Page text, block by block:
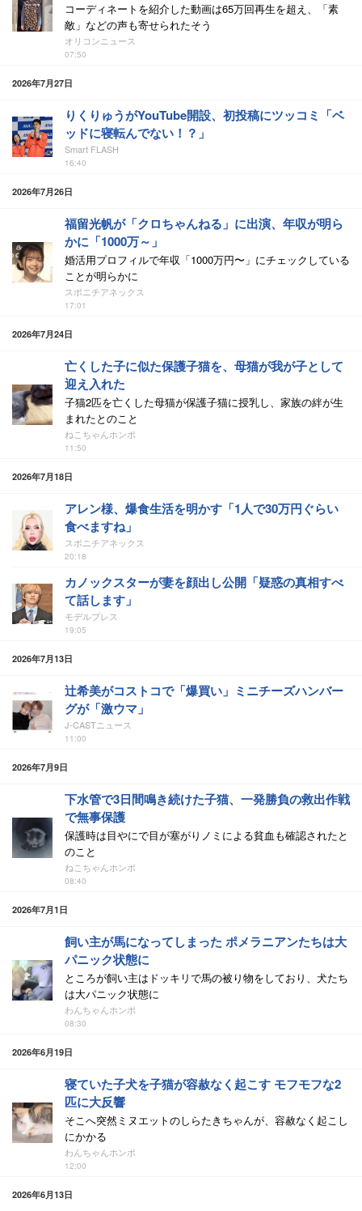
コーディネートを紹介した動画は65万回再生を超え、「素
敵」などの声も寄せられたそう
オリコンニュース
07:50
2026年7月27日
りくりゅうがYouTube開設、初投稿にツッコミ「ベ
ッドに寝転んでない！？」
Smart FLASH
16:40
2026年7月26日
福留光帆が「クロちゃんねる」に出演、年収が明ら
かに「1000万～」
婚活用プロフィルで年収「1000万円〜」にチェックしている
ことが明らかに
スポニチアネックス
17:01
2026年7月24日
亡くした子に似た保護子猫を、母猫が我が子として
迎え入れた
子猫2匹を亡くした母猫が保護子猫に授乳し、家族の絆が生
まれたとのこと
ねこちゃんホンポ
11:50
2026年7月18日
アレン様、爆食生活を明かす「1人で30万円ぐらい
食べますね」
スポニチアネックス
20:18
カノックスターが妻を顔出し公開「疑惑の真相すべ
て話します」
モデルプレス
19:05
2026年7月13日
辻希美がコストコで「爆買い」ミニチーズハンバー
グが「激ウマ」
J-CASTニュース
11:00
2026年7月9日
下水管で3日間鳴き続けた子猫、一発勝負の救出作戦
で無事保護
保護時は目やにで目が塞がりノミによる貧血も確認されたと
のこと
ねこちゃんホンポ
08:40
2026年7月1日
飼い主が馬になってしまった ポメラニアンたちは大
パニック状態に
ところが飼い主はドッキリで馬の被り物をしており、犬たち
は大パニック状態に
わんちゃんホンポ
08:30
2026年6月19日
寝ていた子犬を子猫が容赦なく起こす モフモフな2
匹に大反響
そこへ突然ミヌエットのしらたきちゃんが、容赦なく起こし
にかかる
わんちゃんホンポ
12:00
2026年6月13日